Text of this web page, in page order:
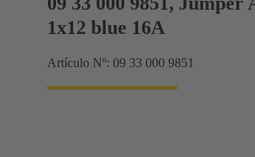
1x12 blue 16A
Artículo Nº: 09 33 000 9851